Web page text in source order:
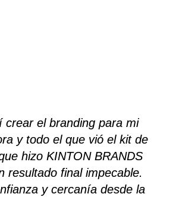
crear el branding para mi
y todo el que vió el kit de
hizo KINTON BRANDS
resultado final impecable.
y cercanía desde la